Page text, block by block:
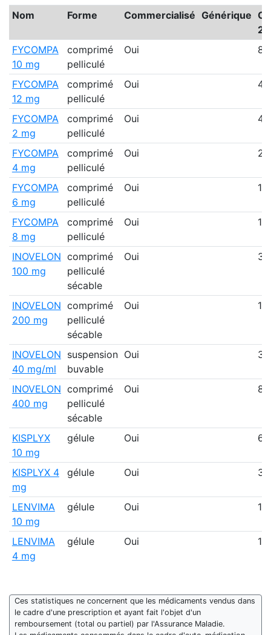
Nom Forme Commercialisé Générique
FYCOMPA
10 mg
comprimé
pelliculé
Oui
FYCOMPA
12 mg
comprimé
pelliculé
Oui
FYCOMPA
2 mg
comprimé
pelliculé
Oui
FYCOMPA
4 mg
comprimé
pelliculé
Oui 2
FYCOMPA
6 mg
comprimé
pelliculé
Oui 1
FYCOMPA
8 mg
comprimé
pelliculé
Oui 1
INOVELON
100 mg
comprimé
pelliculé
sécable
Oui
INOVELON
200 mg
comprimé
pelliculé
sécable
Oui
INOVELON
40 mg/ml
suspension
buvable
Oui
INOVELON
400 mg
comprimé
pelliculé
sécable
Oui
KISPLYX
10 mg
gélule Oui 6
KISPLYX 4
mg
gélule Oui 3
LENVIMA
10 mg
gélule Oui
LENVIMA
4 mg
gélule Oui
Ces statistiques ne concernent que les médicaments vendus dans
le cadre d'une prescription et ayant fait l'objet d'un
remboursement (total ou partiel) par l'Assurance Maladie.